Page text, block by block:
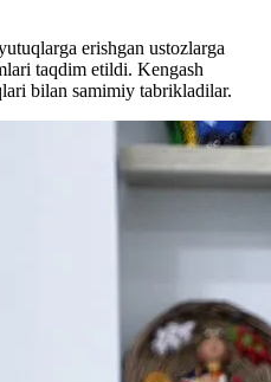
erishgan ustozlarga
taqdim etildi. Kengash
bilan samimiy tabrikladilar.